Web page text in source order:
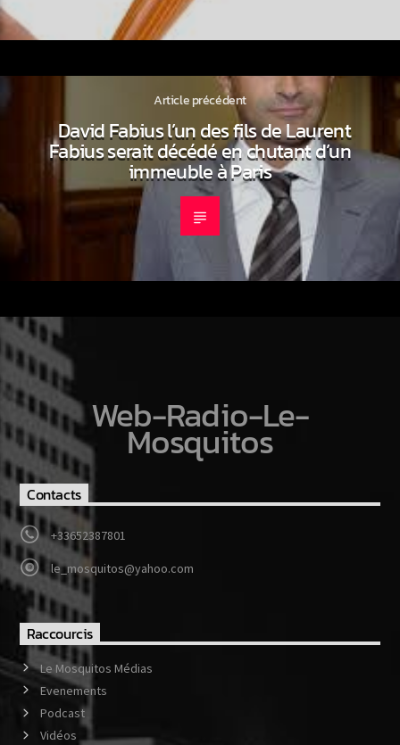
Article précédent
David Fabius l’un des fils de Laurent
Fabius serait décédé en chutant d’un
immeuble à Paris
Web-Radio-Le-
Mosquitos
Contacts
+33652387801
le_mosquitos@yahoo.com
Raccourcis
Le Mosquitos Médias
Evenements
Podcast
Vidéos